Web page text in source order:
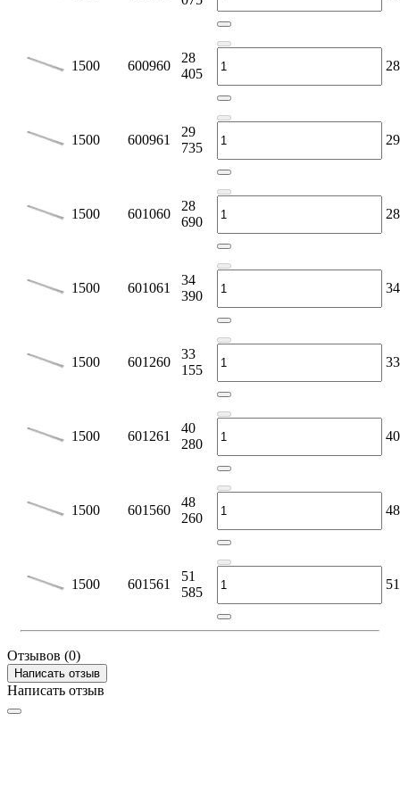
1500 600960
28
405
1500 600961
29
735
1500 601060
28
690
1500 601061
34
390
1500 601260
33
155
1500 601261
40
280
1500 601560
48
260
1500 601561
51
585
Отзывов (0)
Написать отзыв
Написать отзыв